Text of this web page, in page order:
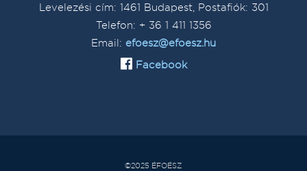
Levelezési cím: 1461 Budapest, Postafiók: 301
Telefon: + 36 1 411 1356
Email: efoesz@efoesz.hu
Facebook
©2025 ÉFOÉSZ